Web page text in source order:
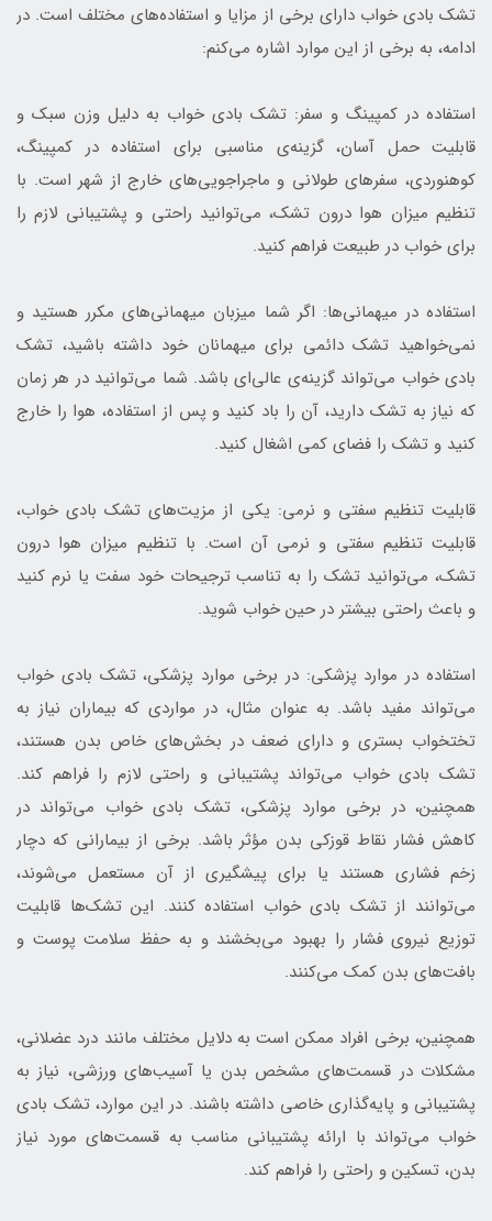
تشک بادی خواب دارای برخی از مزایا و استفاده‌های مختلف است. در
ادامه، به برخی از این موارد اشاره می‌کنم:
استفاده در کمپینگ و سفر: تشک بادی خواب به دلیل وزن سبک و
قابلیت حمل آسان، گزینه‌ی مناسبی برای استفاده در کمپینگ،
کوهنوردی، سفرهای طولانی و ماجراجویی‌های خارج از شهر است. با
تنظیم میزان هوا درون تشک، می‌توانید راحتی و پشتیبانی لازم را
برای خواب در طبیعت فراهم کنید.
استفاده در میهمانی‌ها: اگر شما میزبان میهمانی‌های مکرر هستید و
نمی‌خواهید تشک دائمی برای میهمانان خود داشته باشید، تشک
بادی خواب می‌تواند گزینه‌ی عالی‌ای باشد. شما می‌توانید در هر زمان
که نیاز به تشک دارید، آن را باد کنید و پس از استفاده، هوا را خارج
کنید و تشک را فضای کمی اشغال کنید.
قابلیت تنظیم سفتی و نرمی: یکی از مزیت‌های تشک بادی خواب،
قابلیت تنظیم سفتی و نرمی آن است. با تنظیم میزان هوا درون
تشک، می‌توانید تشک را به تناسب ترجیحات خود سفت یا نرم کنید
و باعث راحتی بیشتر در حین خواب شوید.
استفاده در موارد پزشکی: در برخی موارد پزشکی، تشک بادی خواب
می‌تواند مفید باشد. به عنوان مثال، در مواردی که بیماران نیاز به
تختخواب بستری و دارای ضعف در بخش‌های خاص بدن هستند،
تشک بادی خواب می‌تواند پشتیبانی و راحتی لازم را فراهم کند.
همچنین، در برخی موارد پزشکی، تشک بادی خواب می‌تواند در
کاهش فشار نقاط قوزکی بدن مؤثر باشد. برخی از بیمارانی که دچار
زخم فشاری هستند یا برای پیشگیری از آن مستعمل می‌شوند،
می‌توانند از تشک بادی خواب استفاده کنند. این تشک‌ها قابلیت
توزیع نیروی فشار را بهبود می‌بخشند و به حفظ سلامت پوست و
بافت‌های بدن کمک می‌کنند.
همچنین، برخی افراد ممکن است به دلایل مختلف مانند درد عضلانی،
مشکلات در قسمت‌های مشخص بدن یا آسیب‌های ورزشی، نیاز به
پشتیبانی و پایه‌گذاری خاصی داشته باشند. در این موارد، تشک بادی
خواب می‌تواند با ارائه پشتیبانی مناسب به قسمت‌های مورد نیاز
بدن، تسکین و راحتی را فراهم کند.